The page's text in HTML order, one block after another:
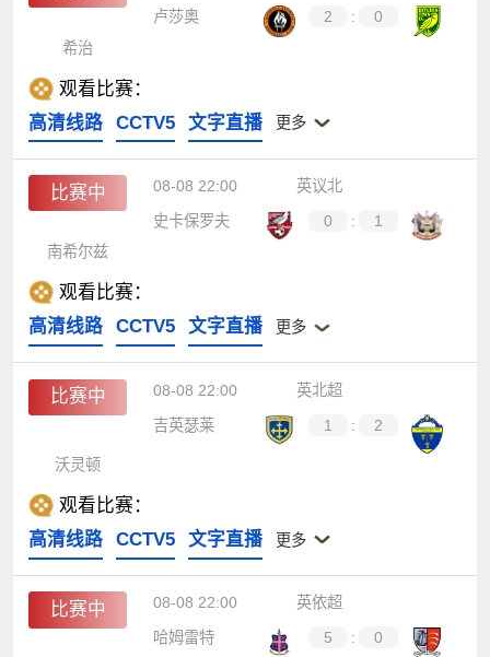
卢莎奥
2 :
0
希治
观看比赛：
高清线路
CCTV5 文字直播 更多
比赛中 08-08 22:00
英议北
史卡保罗夫
0 :
1
南希尔兹
观看比赛：
高清线路
CCTV5 文字直播 更多
比赛中 08-08 22:00
英北超
吉英瑟莱
1 : 2
沃灵顿
观看比赛：
高清线路
CCTV5 文字直播 更多
比赛中 08-08 22:00
英依超
哈姆雷特
5 :
0